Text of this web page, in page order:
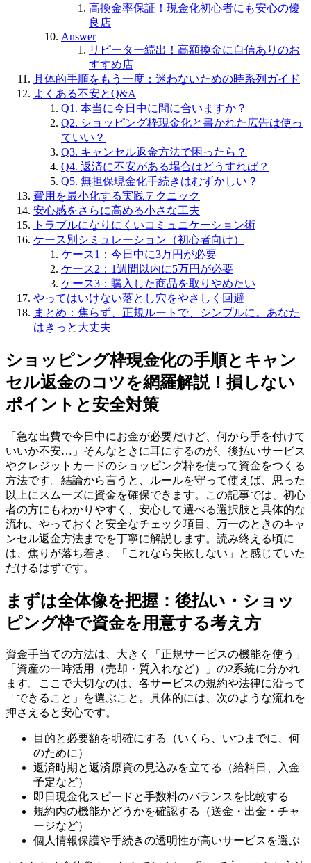
高換金率保証！現金化初心者にも安心の優
良店
Answer
リピーター続出！高額換金に自信ありのお
すすめ店
具体的手順をもう一度：迷わないための時系列ガイド
よくある不安とQ&A
Q1. 本当に今日中に間に合いますか？
Q2. ショッピング枠現金化と書かれた広告は使っ
ていい？
Q3. キャンセル返金方法で困ったら？
Q4. 返済に不安がある場合はどうすれば？
Q5. 無担保現金化手続きはむずかしい？
費用を最小化する実践テクニック
安心感をさらに高める小さな工夫
トラブルになりにくいコミュニケーション術
ケース別シミュレーション（初心者向け）
ケース1：今日中に3万円が必要
ケース2：1週間以内に5万円が必要
ケース3：購入した商品を取りやめたい
やってはいけない落とし穴をやさしく回避
まとめ：焦らず、正規ルートで、シンプルに。あなた
はきっと大丈夫
ショッピング枠現金化の手順とキャン
セル返金のコツを網羅解説！損しない
ポイントと安全対策
「急な出費で今日中にお金が必要だけど、何から手を付けて
いいか不安…」そんなときに耳にするのが、後払いサービス
やクレジットカードのショッピング枠を使って資金をつくる
方法です。結論から言うと、ルールを守って使えば、思った
以上にスムーズに資金を確保できます。この記事では、初心
者の方にもわかりやすく、安心して選べる選択肢と具体的な
流れ、やっておくと安全なチェック項目、万一のときのキャ
ンセル返金方法までを丁寧に解説します。読み終える頃に
は、焦りが落ち着き、「これなら失敗しない」と感じていた
だけるはずです。
まずは全体像を把握：後払い・ショッ
ピング枠で資金を用意する考え方
資金手当ての方法は、大きく「正規サービスの機能を使う」
「資産の一時活用（売却・質入れなど）」の2系統に分かれ
ます。ここで大切なのは、各サービスの規約や法律に沿って
「できること」を選ぶこと。具体的には、次のような流れを
押さえると安心です。
目的と必要額を明確にする（いくら、いつまでに、何
のために）
返済時期と返済原資の見込みを立てる（給料日、入金
予定など）
即日現金化スピードと手数料のバランスを比較する
規約内の機能かどうかを確認する（送金・出金・チャ
ージなど）
個人情報保護や手続きの透明性が高いサービスを選ぶ